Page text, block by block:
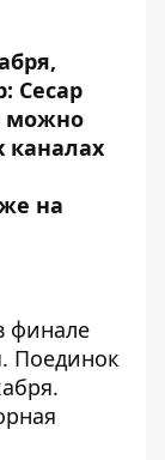
Сесар
можно
каналах
на
финале
Поединок